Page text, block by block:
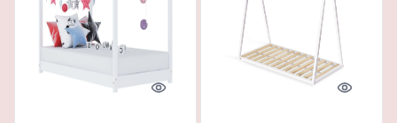
Quick look Quick